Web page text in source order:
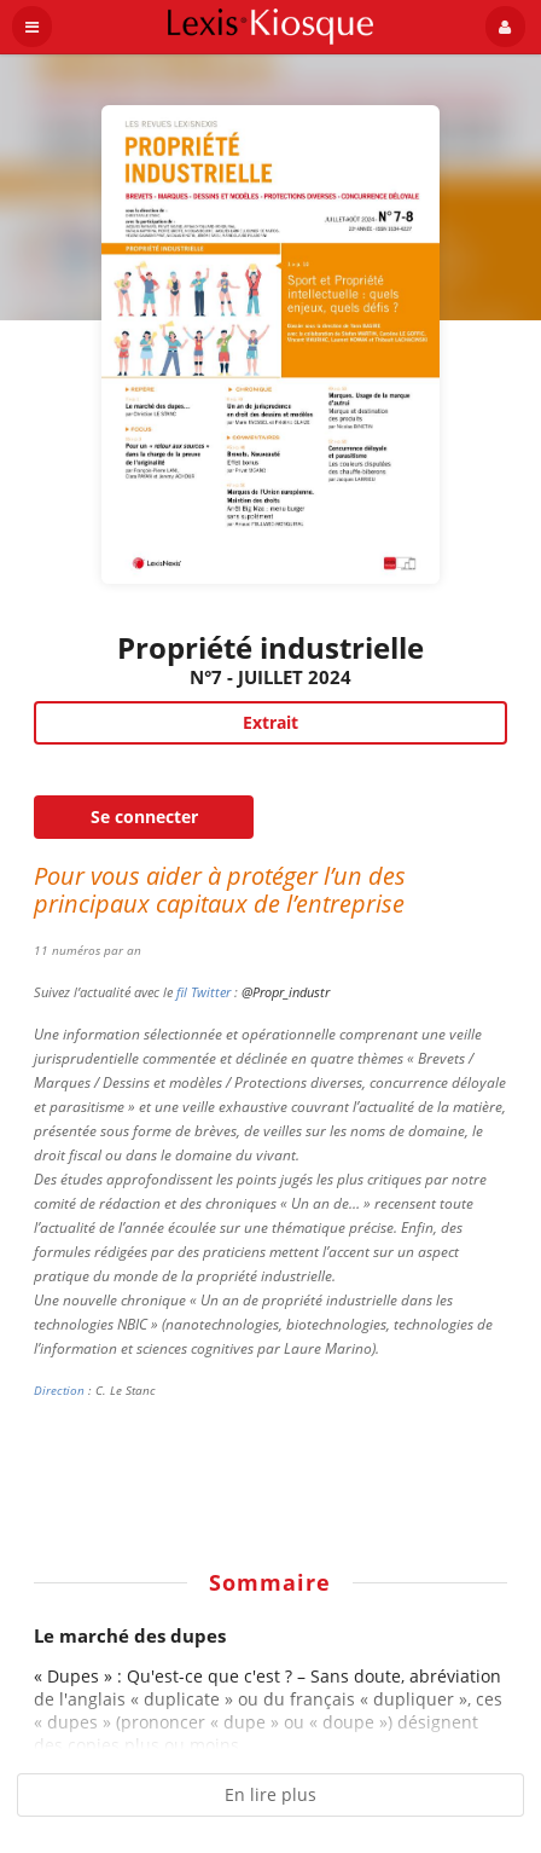
Propriété industrielle
N°7 - JUILLET 2024
Extrait
Se connecter
Pour vous aider à protéger l’un des
principaux capitaux de l’entreprise
11 numéros par an
Suivez l’actualité avec le fil Twitter: @Propr_industr
Une information sélectionnée et opérationnelle comprenant une veille
jurisprudentielle commentée et déclinée en quatre thèmes « Brevets /
Marques / Dessins et modèles / Protections diverses, concurrence déloyale
et parasitisme » et une veille exhaustive couvrant l’actualité de la matière,
présentée sous forme de brèves, de veilles sur les noms de domaine, le
droit fiscal ou dans le domaine du vivant.
Des études approfondissent les points jugés les plus critiques par notre
comité de rédaction et des chroniques « Un an de… » recensent toute
l’actualité de l’année écoulée sur une thématique précise. Enfin, des
formules rédigées par des praticiens mettent l’accent sur un aspect
pratique du monde de la propriété industrielle.
Une nouvelle chronique « Un an de propriété industrielle dans les
technologies NBIC » (nanotechnologies, biotechnologies, technologies de
l’information et sciences cognitives par Laure Marino).
Direction : C. Le Stanc
Sommaire
Le marché des dupes
« Dupes » : Qu'est-ce que c'est ? – Sans doute, abréviation
de l'anglais « duplicate » ou du français « dupliquer », ces
« dupes » (prononcer « dupe » ou « doupe ») désignent
des copies plus ou moins...
En lire plus